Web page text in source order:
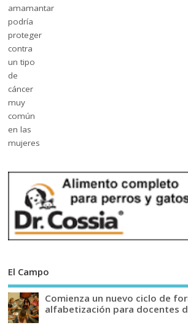
El Campo
Comienza un nuevo ciclo de
alfabetización para docentes